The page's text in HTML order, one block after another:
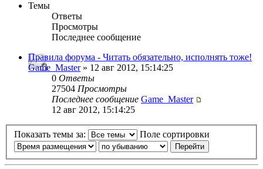
Темы
Ответы
Просмотры
Последнее сообщение
Правила форума - Читать обязательно, исполнять тоже!
Game_Master» 12 авг 2012, 15:14:25
0 Ответы
27504 Просмотры
Последнее сообщение Game_Master
12 авг 2012, 15:14:25
Показать темы за: Поле сортировки